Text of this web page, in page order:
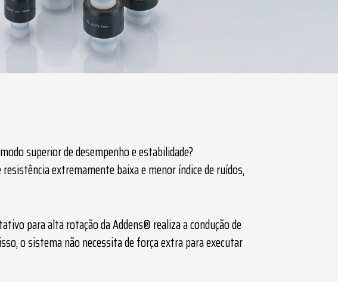
superior de desempenho e estabilidade?
extremamente baixa e menor índice de ruídos,
para alta rotaçãoda Addens® realiza a condução de
o sistema não necessita de força extra para executar